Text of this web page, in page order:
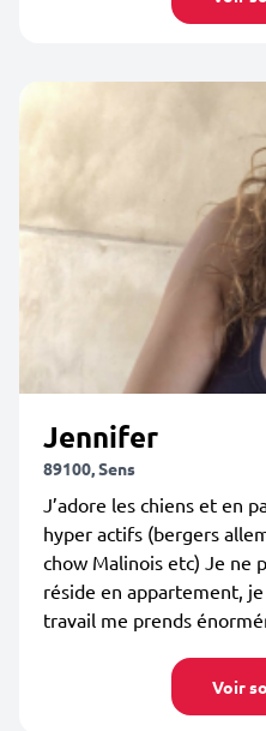
Jennifer
89100, Sens
J’adore les chiens et en
hyper actifs (bergers
chow Malinois etc) Je ne
réside en appartement,
travail me prends
Voir